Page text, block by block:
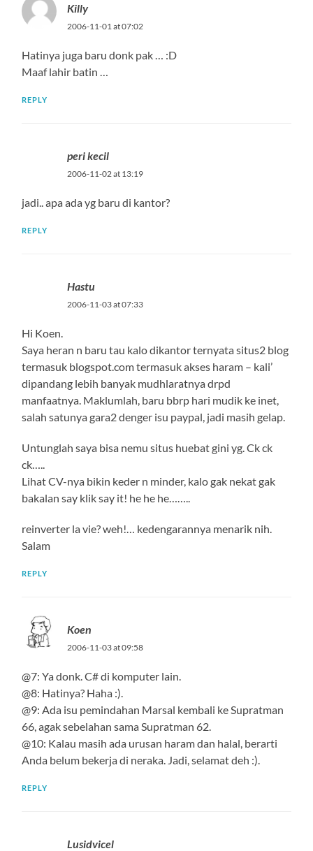
Killy
2006-11-01 at 07:02
Hatinya juga baru donk pak … :D
Maaf lahir batin …
REPLY
peri kecil
2006-11-02 at 13:19
jadi.. apa ada yg baru di kantor?
REPLY
Hastu
2006-11-03 at 07:33
Hi Koen.
Saya heran n baru tau kalo dikantor ternyata situs2 blog
termasuk blogspot.com termasuk akses haram – kali’
dipandang lebih banyak mudhlaratnya drpd
manfaatnya. Maklumlah, baru bbrp hari mudik ke inet,
salah satunya gara2 denger isu paypal, jadi masih gelap.
Untunglah saya bisa nemu situs huebat gini yg. Ck ck
ck…..
Lihat CV-nya bikin keder n minder, kalo gak nekat gak
bakalan say klik say it! he he he……..
reinverter la vie? weh!… kedengarannya menarik nih.
Salam
REPLY
Koen
2006-11-03 at 09:58
@7: Ya donk. C# di komputer lain.
@8: Hatinya? Haha :).
@9: Ada isu pemindahan Marsal kembali ke Supratman
66, agak sebelahan sama Supratman 62.
@10: Kalau masih ada urusan haram dan halal, berarti
Anda belum bekerja di neraka. Jadi, selamat deh :).
REPLY
Lusidvicel